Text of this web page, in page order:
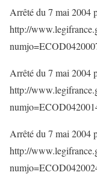
Arrêté du 7 mai 2004
http://
Arrêté du 7 mai 2004
http://
Arrêté du 7 mai 2004
http://